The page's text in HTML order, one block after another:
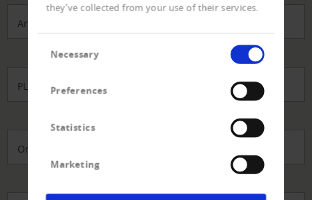
they’ve collected from your use of their services.
Selection
Necessary
Preferences
Statistics
Marketing
Anschrift
PLZ
Ort